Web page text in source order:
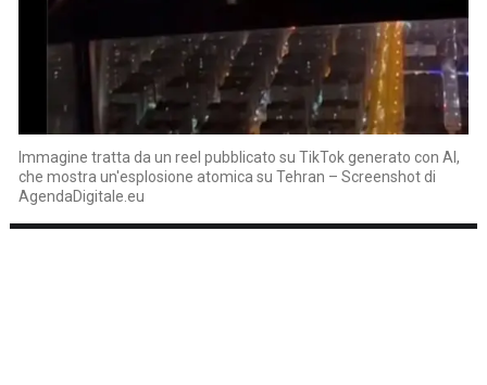
Immagine tratta da un reel pubblicato su TikTok generato con AI,
che mostra un'esplosione atomica su Tehran – Screenshot di
AgendaDigitale.eu